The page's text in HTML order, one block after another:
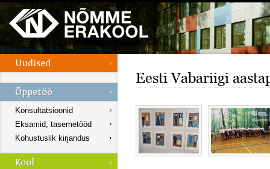
Konsultatsioonid
Eksamid, tasemetööd
Kohustuslik kirjandus
Eesti Vabariigi